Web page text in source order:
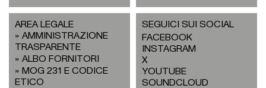
AREA LEGALE
AMMINISTRAZIONE
TRASPARENTE
ALBO FORNITORI
MOG 231 E CODICE
ETICO
SEGUICI SUI SOCIAL
FACEBOOK
INSTAGRAM
X
YOUTUBE
SOUNDCLOUD